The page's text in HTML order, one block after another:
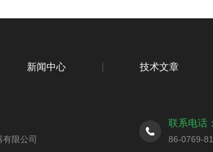
新闻中心 技术文章
有限公司
联系电话：
86-0769-